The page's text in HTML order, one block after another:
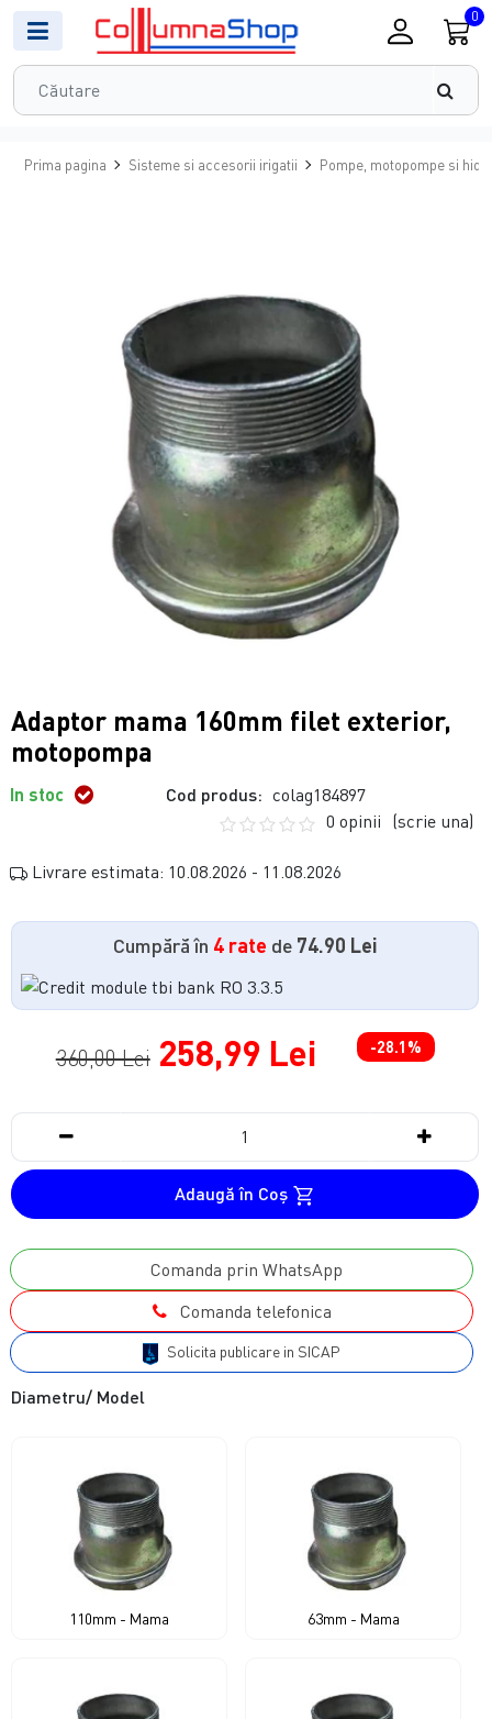
0
Prima pagina Sisteme si accesorii irigatii Pompe, motopompe si
Adaptor mama 160mm filet exterior,
motopompa
In stoc Cod produs: colag184897
0 opinii (scrie una)
Livrare estimata: 10.08.2026 - 11.08.2026
Cumpără în 4 rate de 74.90 Lei
360,00 Lei 258,99 Lei -28.1%
Adaugă în Coş
Comanda prin WhatsApp
Comanda telefonica
Solicita publicare in SICAP
Diametru/ Model
110mm - Mama 63mm - Mama